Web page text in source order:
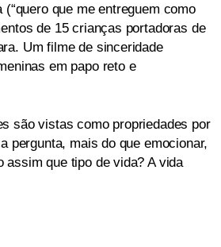
(“quero que me entreguem como
de 15 crianças portadoras de
Um filme de sinceridade
em papo reto e
são vistas como propriedades por
pergunta, mais do que emocionar,
assim que tipo de vida? A vida